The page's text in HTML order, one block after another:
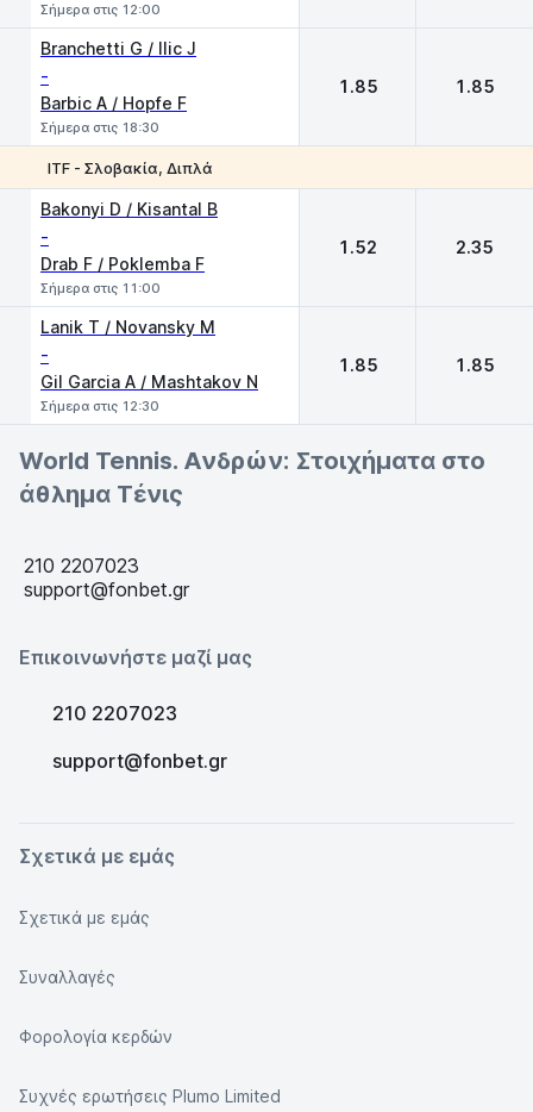
Σήμερα στις 12:00
Branchetti G / Ilic J
-
Barbic A / Hopfe F
Σήμερα στις 18:30
1.85 1.85
ITF - Σλοβακία, Διπλά
Bakonyi D / Kisantal B
-
Drab F / Poklemba F
Σήμερα στις 11:00
1.52 2.35
Lanik T / Novansky M
-
Gil Garcia A / Mashtakov N
Σήμερα στις 12:30
1.85 1.85
World Tennis. Ανδρών: Στοιχήματα στο
άθλημα Τένις
210 2207023
support@fonbet.gr
Επικοινωνήστε μαζί μας
210 2207023
support@fonbet.gr
Σχετικά με εμάς
Σχετικά με εμάς
Συναλλαγές
Φορολογία κερδών
Συχνές ερωτήσεις Plumo Limited